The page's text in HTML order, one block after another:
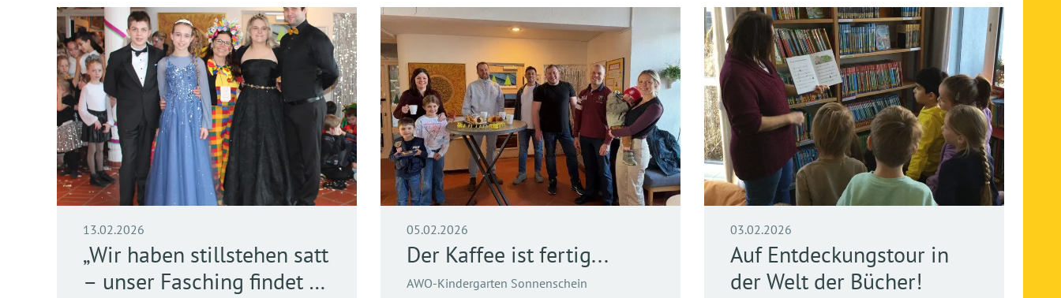
13.02.2026
„Wir haben stillstehen satt
– unser Fasching findet in
05.02.2026
Der Kaffee ist fertig...
AWO-Kindergarten Sonnenschein
03.02.2026
Auf Entdeckungstour in
der Welt der Bücher!